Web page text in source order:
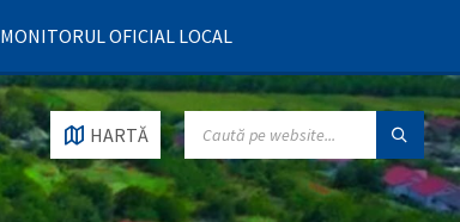
MONITORUL OFICIAL LOCAL
HARTĂ
SEARCH: